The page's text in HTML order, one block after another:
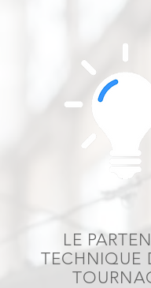
LE
TECHNIQUE